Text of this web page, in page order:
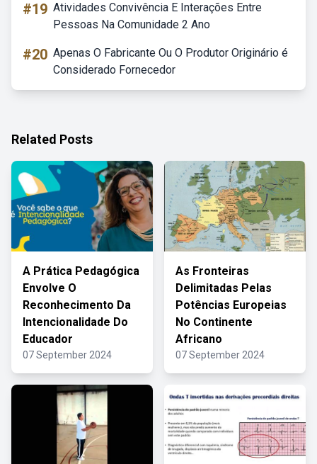
#19 Atividades Convivência E Interações Entre
Pessoas Na Comunidade 2 Ano
#20 Apenas O Fabricante Ou O Produtor Originário é
Considerado Fornecedor
Related Posts
A Prática Pedagógica
Envolve O
Reconhecimento Da
Intencionalidade Do
Educador
07 September 2024
As Fronteiras
Delimitadas Pelas
Potências Europeias
No Continente
Africano
07 September 2024